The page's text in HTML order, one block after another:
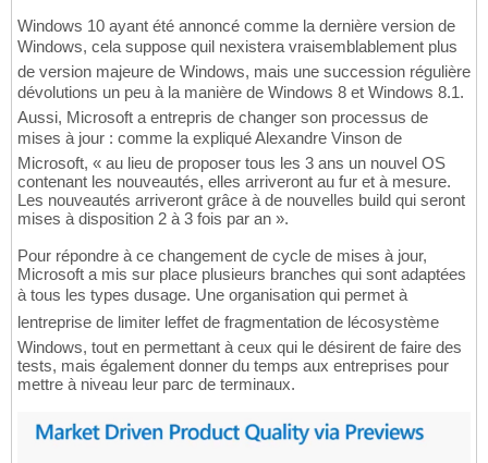
Windows 10 ayant été annoncé comme la dernière version de
Windows, cela suppose quil nexistera vraisemblablement plus
de version majeure de Windows, mais une succession régulière
dévolutions un peu à la manière de Windows 8 et Windows 8.1.
Aussi, Microsoft a entrepris de changer son processus de
mises à jour : comme la expliqué Alexandre Vinson de
Microsoft, « au lieu de proposer tous les 3 ans un nouvel OS
contenant les nouveautés, elles arriveront au fur et à mesure.
Les nouveautés arriveront grâce à de nouvelles build qui seront
mises à disposition 2 à 3 fois par an ».
Pour répondre à ce changement de cycle de mises à jour,
Microsoft a mis sur place plusieurs branches qui sont adaptées
à tous les types dusage. Une organisation qui permet à
lentreprise de limiter leffet de fragmentation de lécosystème
Windows, tout en permettant à ceux qui le désirent de faire des
tests, mais également donner du temps aux entreprises pour
mettre à niveau leur parc de terminaux.